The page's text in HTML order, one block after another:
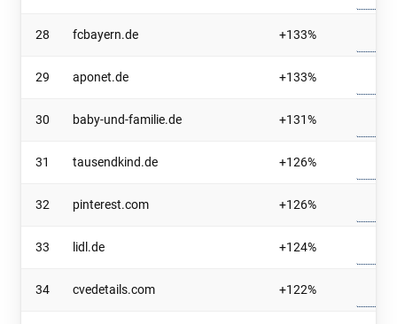
28 fcbayern.de +133%
29 aponet.de +133%
30 baby-und-familie.de +131%
31 tausendkind.de +126%
32 pinterest.com +126%
33 lidl.de +124%
34 cvedetails.com +122%